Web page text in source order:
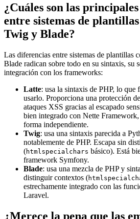
¿Cuáles son las
entre sistemas de
Twig y Blade?
Las diferencias entre sistemas de plantillas
Blade radican sobre todo en su sintaxis, su
integración con los frameworks:
Latte: usa la sintaxis de PHP, lo que
usarlo. Proporciona una protección
ataques XSS gracias al escapado
bien integrado con Nette Framework,
forma independiente.
Twig: usa una sintaxis parecida a
notablemente de PHP. Escapa sin
(htmlspecialchars básico). Está
framework Symfony.
Blade: usa una mezcla de PHP y
distinguir contextos (
estrechamente integrado con las
Laravel.
¿Merece la pena que las